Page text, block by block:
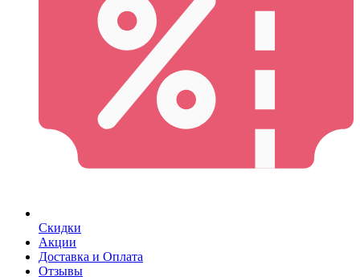
Скидки
Акции
Доставка и Оплата
Отзывы